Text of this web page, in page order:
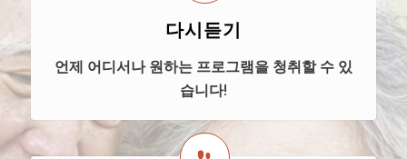
다시듣기
언제 어디서나 원하는 프로그램을 청취할 수 있
습니다!